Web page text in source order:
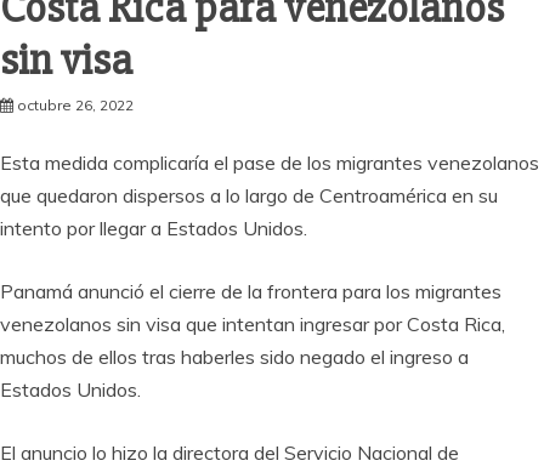
sin visa
octubre 26, 2022
Esta medida complicaría el pase de los migrantes venezolanos
que quedaron dispersos a lo largo de Centroamérica en su
intento por llegar a Estados Unidos.
Panamá anunció el cierre de la frontera para los migrantes
venezolanos sin visa que intentan ingresar por Costa Rica,
muchos de ellos tras haberles sido negado el ingreso a
Estados Unidos.
El anuncio lo hizo la directora del Servicio Nacional de